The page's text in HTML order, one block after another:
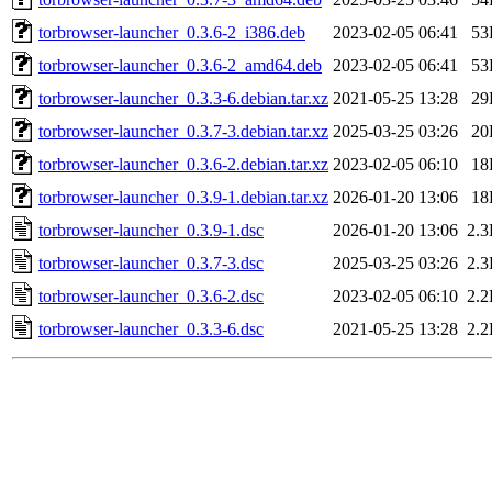
torbrowser-launcher_0.3.6-2_i386.deb
2023-02-05 06:41
torbrowser-launcher_0.3.6-2_amd64.deb
2023-02-05 06:41
torbrowser-launcher_0.3.3-6.debian.tar.xz 2021-05-25 13:28
torbrowser-launcher_0.3.7-3.debian.tar.xz 2025-03-25 03:26
torbrowser-launcher_0.3.6-2.debian.tar.xz 2023-02-05 06:10
torbrowser-launcher_0.3.9-1.debian.tar.xz 2026-01-20 13:06
torbrowser-launcher_0.3.9-1.dsc
2026-01-20 13:06
torbrowser-launcher_0.3.7-3.dsc
2025-03-25 03:26
torbrowser-launcher_0.3.6-2.dsc
2023-02-05 06:10
torbrowser-launcher_0.3.3-6.dsc
2021-05-25 13:28